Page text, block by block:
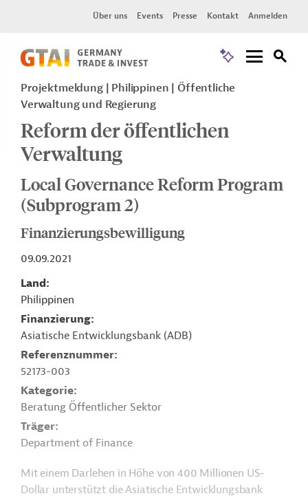
Über uns Events Presse Kontakt Anmelden
Projektmeldung Philippinen
Öffentliche
Verwaltung und Regierung
Reform der öffentlichen
Verwaltung
Local Governance Reform Program
(Subprogram 2)
Finanzierungsbewilligung
09.09.2021
Land
Philippinen
Finanzierung
Asiatische Entwicklungsbank (ADB)
Referenznummer
52173-003
Kategorie
Beratung Öffentlicher Sektor
Träger
Department of Finance
Mit einem Darlehen in Höhe von 400 Millionen US-
Dollar unterstützt die Asiatische Entwicklungsbank